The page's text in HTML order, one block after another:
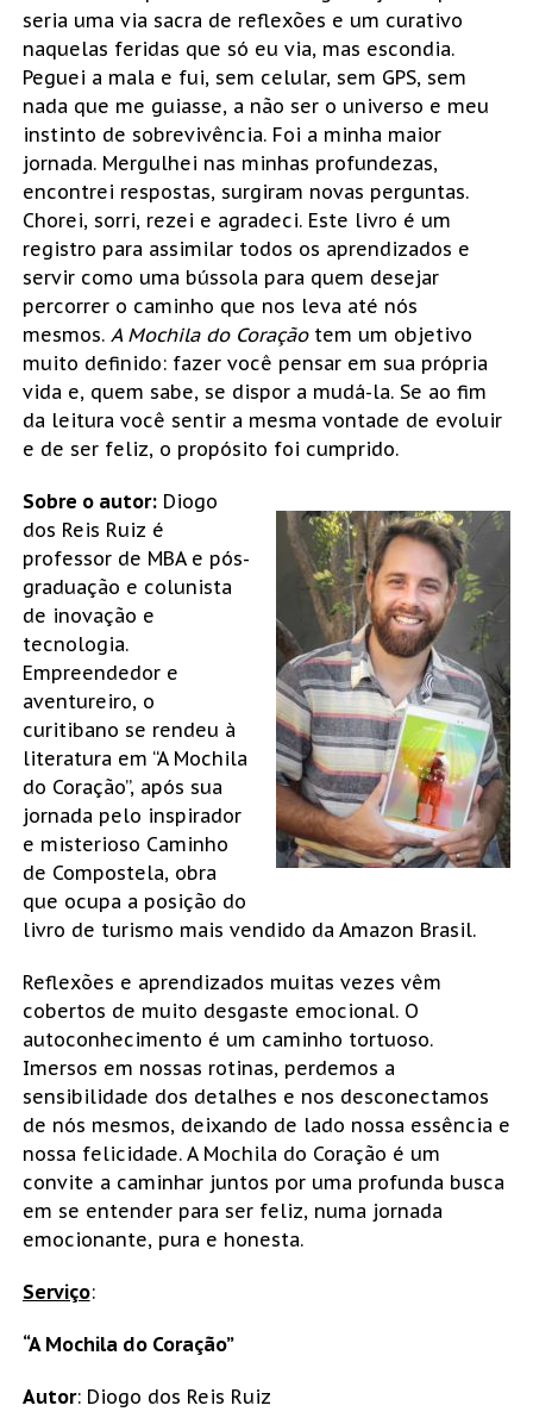
seria uma via sacra de reflexões e um curativo
naquelas feridas que só eu via, mas escondia.
Peguei a mala e fui, sem celular, sem GPS, sem
nada que me guiasse, a não ser o universo e meu
instinto de sobrevivência. Foi a minha maior
jornada. Mergulhei nas minhas profundezas,
encontrei respostas, surgiram novas perguntas.
Chorei, sorri, rezei e agradeci. Este livro é um
registro para assimilar todos os aprendizados e
servir como uma bússola para quem desejar
percorrer o caminho que nos leva até nós
mesmos. A Mochila do Coração tem um objetivo
muito definido: fazer você pensar em sua própria
vida e, quem sabe, se dispor a mudá-la. Se ao fim
da leitura você sentir a mesma vontade de evoluir
e de ser feliz, o propósito foi cumprido.
Sobre o autor:Diogo
dos Reis Ruiz é
professor de MBA e pós-
graduação e colunista
de inovação e
tecnologia.
Empreendedor e
aventureiro, o
curitibano se rendeu à
literatura em “A Mochila
do Coração”, após sua
jornada pelo inspirador
e misterioso Caminho
de Compostela, obra
que ocupa a posição do
livro de turismo mais vendido da Amazon Brasil.
Reflexões e aprendizados muitas vezes vêm
cobertos de muito desgaste emocional. O
autoconhecimento é um caminho tortuoso.
Imersos em nossas rotinas, perdemos a
sensibilidade dos detalhes e nos desconectamos
de nós mesmos, deixando de lado nossa essência e
nossa felicidade. A Mochila do Coração é um
convite a caminhar juntos por uma profunda busca
em se entender para ser feliz, numa jornada
emocionante, pura e honesta.
Serviço:
“A Mochila do Coração”
Autor: Diogo dos Reis Ruiz